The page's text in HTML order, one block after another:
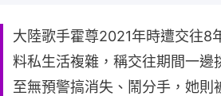
大陸歌手霍尊2021年時遭交往8
料私生活複雜，稱交往期間一邊
至無預警搞消失、鬧分手，她則